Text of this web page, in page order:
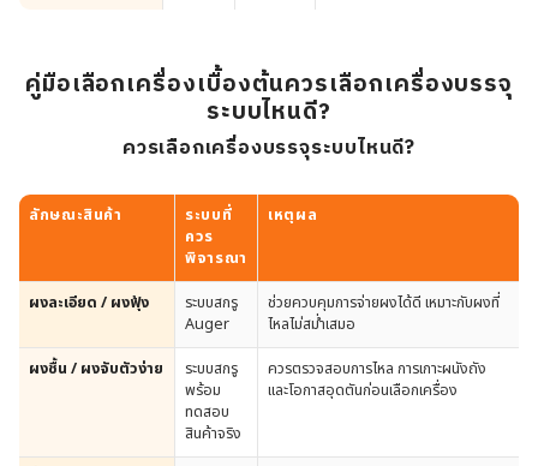
คู่มือเลือกเครื่องเบื้องต้นควรเลือกเครื่องบรรจุ
ระบบไหนดี?
ควรเลือกเครื่องบรรจุระบบไหนดี?
ลักษณะสินค้า
ระบบที่
ควร
พิจารณา
เหตุผล
ผงละเอียด / ผงฟุ้ง
ระบบสกรู
Auger
ช่วยควบคุมการจ่ายผงได้ดี เหมาะกับผงที่
ไหลไม่สม่ำเสมอ
ผงชื้น / ผงจับตัวง่าย
ระบบสกรู
พร้อม
ทดสอบ
สินค้าจริง
ควรตรวจสอบการไหล การเกาะผนังถัง
และโอกาสอุดตันก่อนเลือกเครื่อง